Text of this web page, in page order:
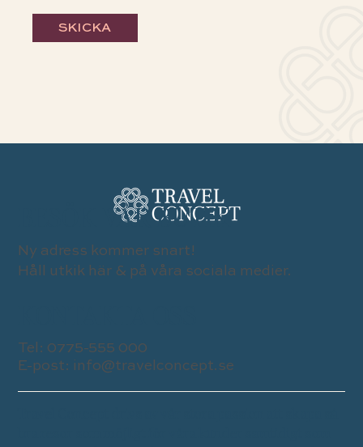
SKICKA
BESÖK VÅR BUTIK
Ny adress kommer snart!
Håll utkik här & på våra sociala medier.
Tel: 0775-555 000
E-post: info@travelconcept.se